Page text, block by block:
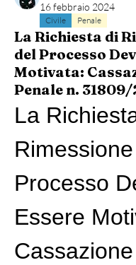
16 febbraio 2024
Civile Penale
La Richiesta di
del Processo
Motivata:
Penale n.
La
Processo
Essere